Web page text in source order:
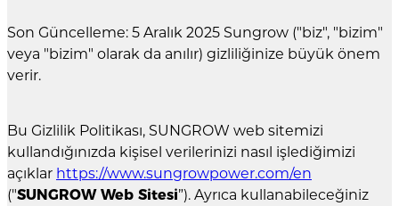
Son Güncelleme: 5 Aralık 2025 Sungrow ("biz", "bizim"
veya "bizim" olarak da anılır) gizliliğinize büyük önem
verir.
Bu Gizlilik Politikası, SUNGROW web sitemizi
kullandığınızda kişisel verilerinizi nasıl işlediğimizi
açıklar https://www.sungrowpower.com/en
("SUNGROW Web Sitesi”). Ayrıca kullanabileceğiniz